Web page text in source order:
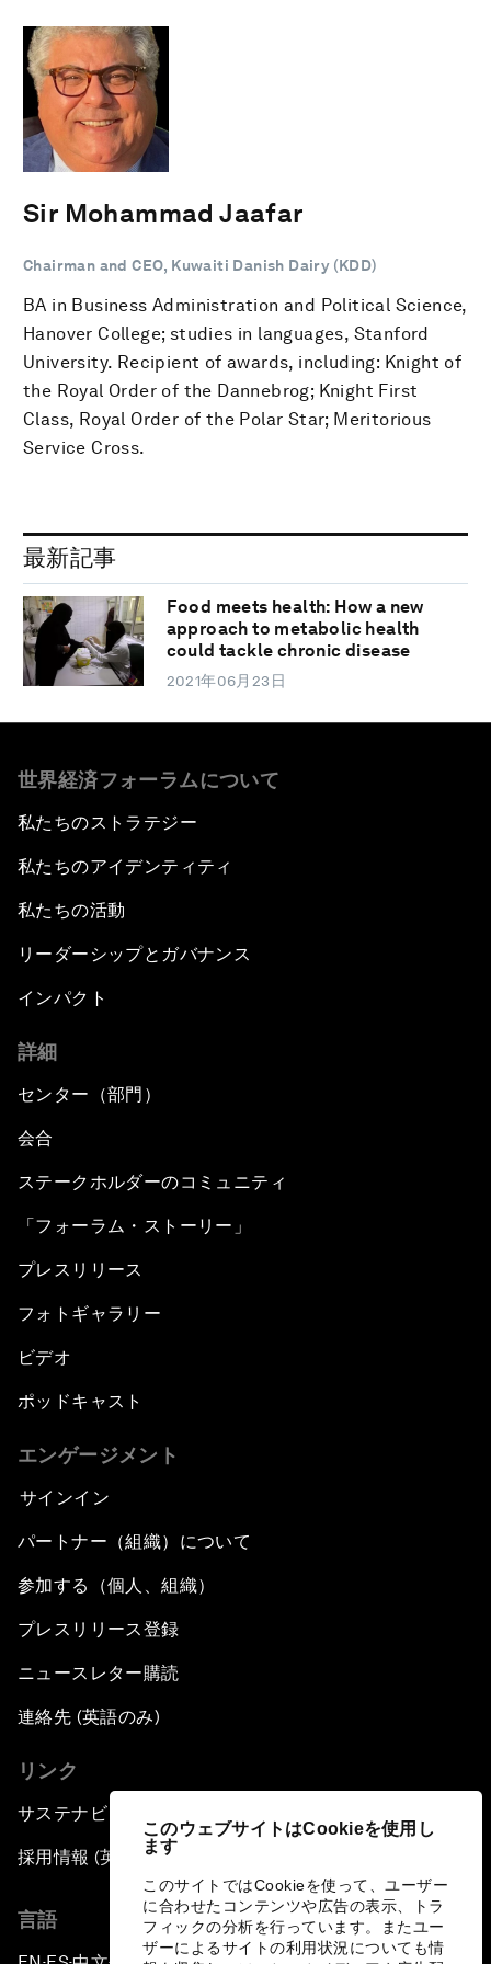
このウェブサイトはCookieを使用し
ます
このサイトではCookieを使って、ユーザー
に合わせたコンテンツや広告の表示、トラ
フィックの分析を行っています。またユー
ザーによるサイトの利用状況についても情
Sir Mohammad Jaafar
Chairman and CEO, Kuwaiti Danish Dairy (KDD)
BA in Business Administration and Political Science,
Hanover College; studies in languages, Stanford
University. Recipient of awards, including: Knight of
the Royal Order of the Dannebrog; Knight First
Class, Royal Order of the Polar Star; Meritorious
Service Cross.
最新記事
Food meets health: How a new
approach to metabolic health
could tackle chronic disease
2021年06月23日
世界経済フォーラムについて
私たちのストラテジー
私たちのアイデンティティ
私たちの活動
リーダーシップとガバナンス
インパクト
詳細
センター（部門）
会合
ステークホルダーのコミュニティ
「フォーラム・ストーリー」
プレスリリース
フォトギャラリー
ビデオ
ポッドキャスト
エンゲージメント
サインイン
パートナー（組織）について
参加する（個人、組織）
プレスリリース登録
ニュースレター購読
連絡先 (英語のみ)
リンク
サステナビリティへの取り組み
採用情報 (英語のみ)
言語